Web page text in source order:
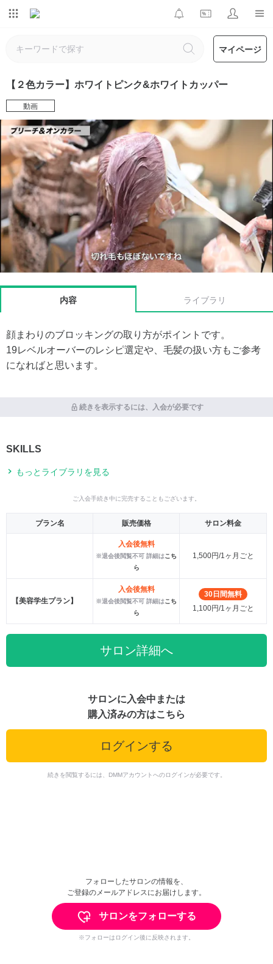
マイページ
【２色カラー】ホワイトピンク&ホワイトカッパー
動画
内容 ライブラリ
顔まわりのブロッキングの取り方がポイントです。
19レベルオーバーのレシピ選定や、毛髪の扱い方もご参考
になればと思います。
続きを表示するには、入会が必要です
SKILLS
もっとライブラリを見る
ご入会手続き中に完売することもございます。
プラン名 販売価格 サロン料金
入会後無料
※退会後閲覧不可 詳細はこち
ら
1,500円/1ヶ月ごと
【美容学生プラン】
入会後無料
※退会後閲覧不可 詳細はこち
ら
30日間無料
1,100円/1ヶ月ごと
サロン詳細へ
サロンに入会中または
購入済みの方はこちら
ログインする
続きを閲覧するには、DMMアカウントへのログインが必要です。
フォローしたサロンの情報を、
ご登録のメールアドレスにお届けします。
サロンをフォローする
※フォローはログイン後に反映されます。